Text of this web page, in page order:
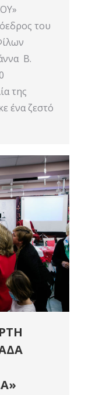
του
Β.
της
ένα ζεστό